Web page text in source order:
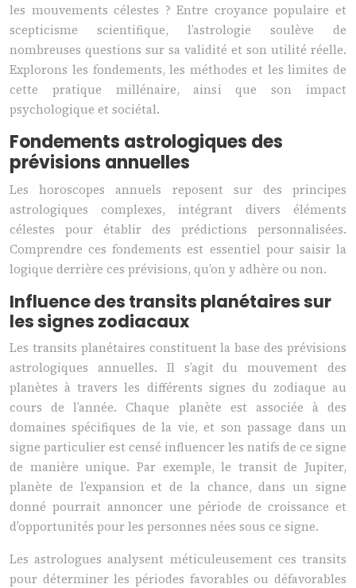
les mouvements célestes ? Entre croyance populaire et
scepticisme scientifique, l’astrologie soulève de
nombreuses questions sur sa validité et son utilité réelle.
Explorons les fondements, les méthodes et les limites de
cette pratique millénaire, ainsi que son impact
psychologique et sociétal.
Fondements astrologiques des
prévisions annuelles
Les horoscopes annuels reposent sur des principes
astrologiques complexes, intégrant divers éléments
célestes pour établir des prédictions personnalisées.
Comprendre ces fondements est essentiel pour saisir la
logique derrière ces prévisions, qu’on y adhère ou non.
Influence des transits planétaires sur
les signes zodiacaux
Les transits planétaires constituent la base des prévisions
astrologiques annuelles. Il s’agit du mouvement des
planètes à travers les différents signes du zodiaque au
cours de l’année. Chaque planète est associée à des
domaines spécifiques de la vie, et son passage dans un
signe particulier est censé influencer les natifs de ce signe
de manière unique. Par exemple, le transit de Jupiter,
planète de l’expansion et de la chance, dans un signe
donné pourrait annoncer une période de croissance et
d’opportunités pour les personnes nées sous ce signe.
Les astrologues analysent méticuleusement ces transits
pour déterminer les périodes favorables ou défavorables